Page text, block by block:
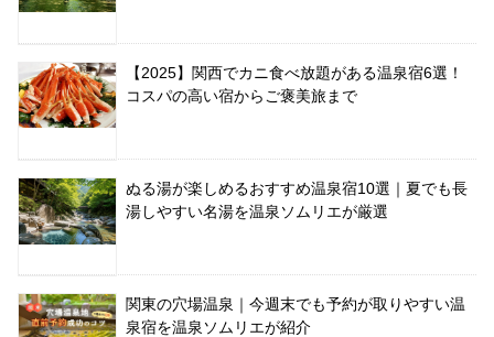
【2025】関西でカニ食べ放題がある温泉宿6選！
コスパの高い宿からご褒美旅まで
ぬる湯が楽しめるおすすめ温泉宿10選｜夏でも長
湯しやすい名湯を温泉ソムリエが厳選
関東の穴場温泉｜今週末でも予約が取りやすい温
泉宿を温泉ソムリエが紹介